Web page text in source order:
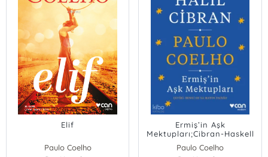
Elif
Paulo Coelho
Ermiş’in Aşk
Mektupları;Cibran-Haskell
Yazışmaları 1909-1924
Paulo Coelho